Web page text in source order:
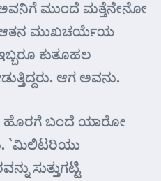
ಮುಂದೆ ಮತ್ತೆನೇನೋ
ಆತನ ಮುಖಚರ್ಯೆಯ
ಕುತೂಹಲ
ಆಗ ಅವನು.
ಹೊರಗೆ ಬಂದೆ ಯಾರೋ
`ಮಿಲಿಟರಿಯು
ಸುತ್ತುಗಟ್ಟಿ